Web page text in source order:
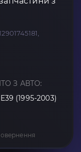
З АВТО:
(1995-2003)